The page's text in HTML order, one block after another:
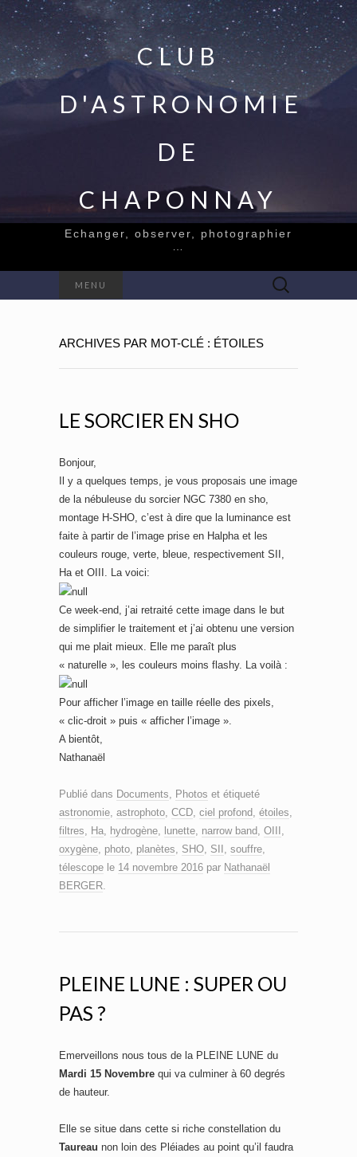
CLUB
D'ASTRONOMIE
DE
CHAPONNAY
Echanger, observer, photographier
MENU Rechercher :
ARCHIVES PAR MOT-CLÉ : ÉTOILES
LE SORCIER EN SHO
Bonjour,
Il y a quelques temps, je vous proposais une image
de la nébuleuse du sorcier NGC 7380 en sho,
montage H-SHO, c’est à dire que la luminance est
faite à partir de l’image prise en Halpha et les
couleurs rouge, verte, bleue, respectivement SII,
Ha et OIII. La voici:
Ce week-end, j’ai retraité cette image dans le but
de simplifier le traitement et j’ai obtenu une version
qui me plait mieux. Elle me paraît plus
« naturelle », les couleurs moins flashy. La voilà :
Pour afficher l’image en taille réelle des pixels,
« clic-droit » puis « afficher l’image ».
A bientôt,
Nathanaël
Publié dans Documents, Photos et étiqueté
astronomie, astrophoto, CCD, ciel profond, étoiles,
filtres, Ha, hydrogène, lunette, narrow band, OIII ,
oxygène, photo, planètes, SHO, SII , souffre,
télescope le 14 novembre 2016 par Nathanaël
BERGER.
PLEINE LUNE : SUPER OU
PAS ?
Emerveillons nous tous de la PLEINE LUNE du
Mardi 15 Novembre qui va culminer à 60 degrés
de hauteur.
Elle se situe dans cette si riche constellation du
Taureau non loin des Pléiades au point qu’il faudra